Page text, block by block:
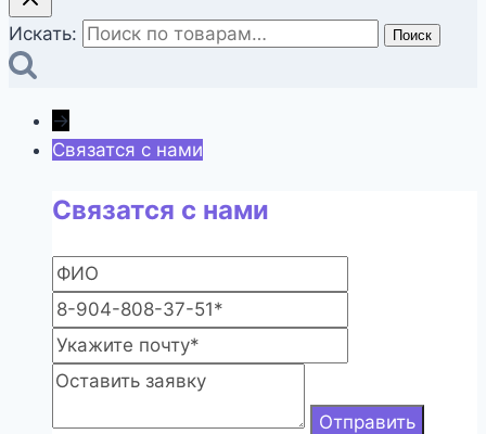
Искать: Поиск
→
Связатся с нами
Связатся с нами